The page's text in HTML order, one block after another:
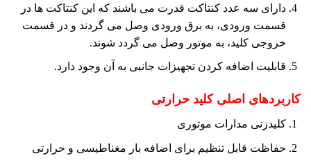
دارای سه عدد کنتاکت قدرت می باشند که این کنتاکت ها در
قسمت ورودی، به برق ورودی وصل می گردند و در قسمت
خروجی کلید، به موتور وصل می گردد شوند.
قابلیت اضافه کردن تجهیزات جانبی به آن وجود دارد.
کاربردهای اصلی کلید حرارتی
کلیدزنی مدارات موتوری
حفاظت قابل تنظیم برای اضافه بار مغناطیسی و حرارتی